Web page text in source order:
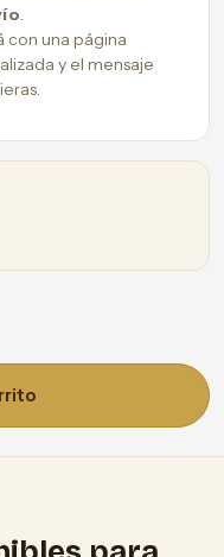
.
con una página
y el mensaje